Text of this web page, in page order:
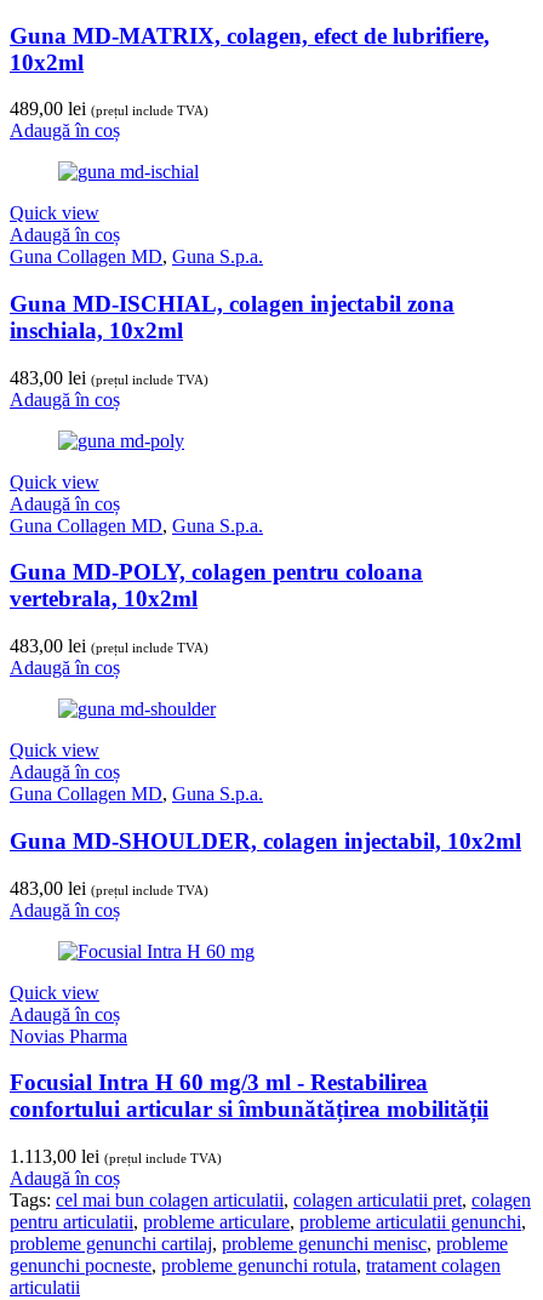
Guna MD-MATRIX, colagen, efect de lubrifiere,
10x2ml
489,00 lei (prețul include TVA)
Adaugă în coș
Quick view
Adaugă în coș
Guna Collagen MD, Guna S.p.a.
Guna MD-ISCHIAL, colagen injectabil zona
inschiala, 10x2ml
483,00 lei (prețul include TVA)
Adaugă în coș
Quick view
Adaugă în coș
Guna Collagen MD, Guna S.p.a.
Guna MD-POLY, colagen pentru coloana
vertebrala, 10x2ml
483,00 lei (prețul include TVA)
Adaugă în coș
Quick view
Adaugă în coș
Guna Collagen MD, Guna S.p.a.
Guna MD-SHOULDER, colagen injectabil, 10x2ml
483,00 lei (prețul include TVA)
Adaugă în coș
Quick view
Adaugă în coș
Novias Pharma
Focusial Intra H 60 mg/3 ml - Restabilirea
confortului articular si îmbunătățirea mobilității
1.113,00 lei (prețul include TVA)
Adaugă în coș
Tags: cel mai bun colagen articulatii, colagen articulatii pret, colagen
pentru articulatii, probleme articulare, probleme articulatii genunchi,
probleme genunchi cartilaj, probleme genunchi menisc, probleme
genunchi pocneste, probleme genunchi rotula, tratament colagen
articulatii